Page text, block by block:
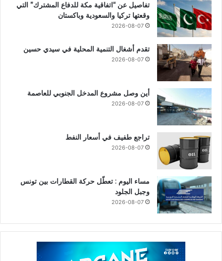
تفاصيل عن “اتفاقية مكة للدفاع المشترك” التي
وقعتها تركيا والسعودية وباكستان
2026-08-07
تقدم أشغال التنمية المحلية في سيدي حسين
2026-08-07
أين وصل مشروع المدخل الجنوبي للعاصمة
2026-08-07
تراجع طفيف في أسعار النفط
2026-08-07
مساء اليوم : تعطّل حركة القطارات بين تونس
وجبل الجلود
2026-08-07